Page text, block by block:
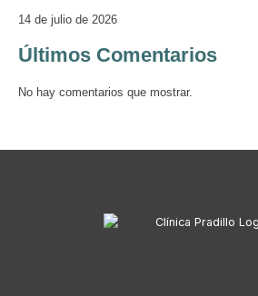
14 de julio de 2026
Últimos Comentarios
No hay comentarios que mostrar.